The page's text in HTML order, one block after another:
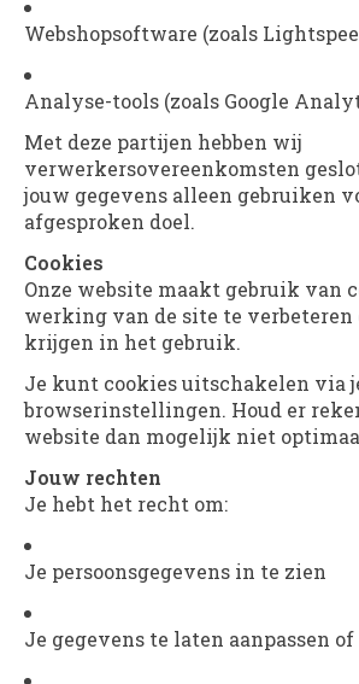
Webshopsoftware (zoals
Analyse-tools (zoals Google
Met deze partijen hebben wij
verwerkersovereenkomsten
jouw gegevens alleen gebruiken
afgesproken doel.
Cookies
Onze website maakt gebruik van
werking van de site te
krijgen in het gebruik.
Je kunt cookies uitschakelen via
browserinstellingen. Houd er
website dan mogelijk niet
Jouw rechten
Je hebt het recht om:
Je persoonsgegevens in te zien
Je gegevens te laten aanpassen